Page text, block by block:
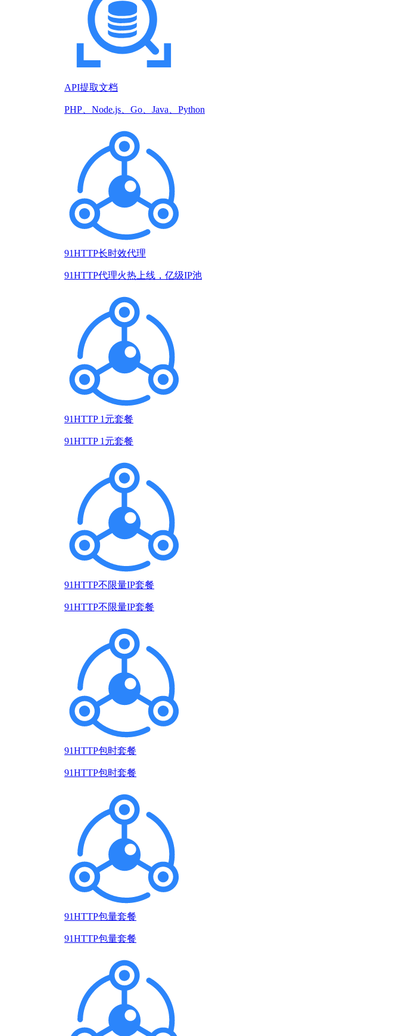
API提取文档
PHP、Node.js、Go、Java、Python
91HTTP长时效代理
91HTTP代理火热上线，亿级IP池
91HTTP 1元套餐
91HTTP 1元套餐
91HTTP不限量IP套餐
91HTTP不限量IP套餐
91HTTP包时套餐
91HTTP包时套餐
91HTTP包量套餐
91HTTP包量套餐